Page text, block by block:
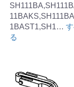
1BAST1,SH1…
る